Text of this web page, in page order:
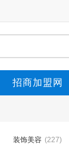
招商加盟网
装饰美容 (227)